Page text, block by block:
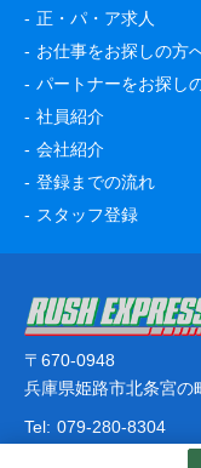
正・パ・ア求人
お仕事をお探しの方
パートナーをお探し
社員紹介
会社紹介
登録までの流れ
スタッフ登録
〒670-0948
兵庫県姫路市北条宮の
Tel: 079-280-8304